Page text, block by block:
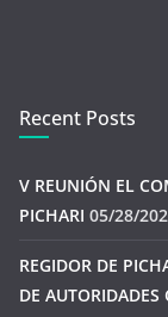
Recent Posts
V REUNIÓN EL
PICHARI 05/28/
REGIDOR DE
DE AUTORIDADES